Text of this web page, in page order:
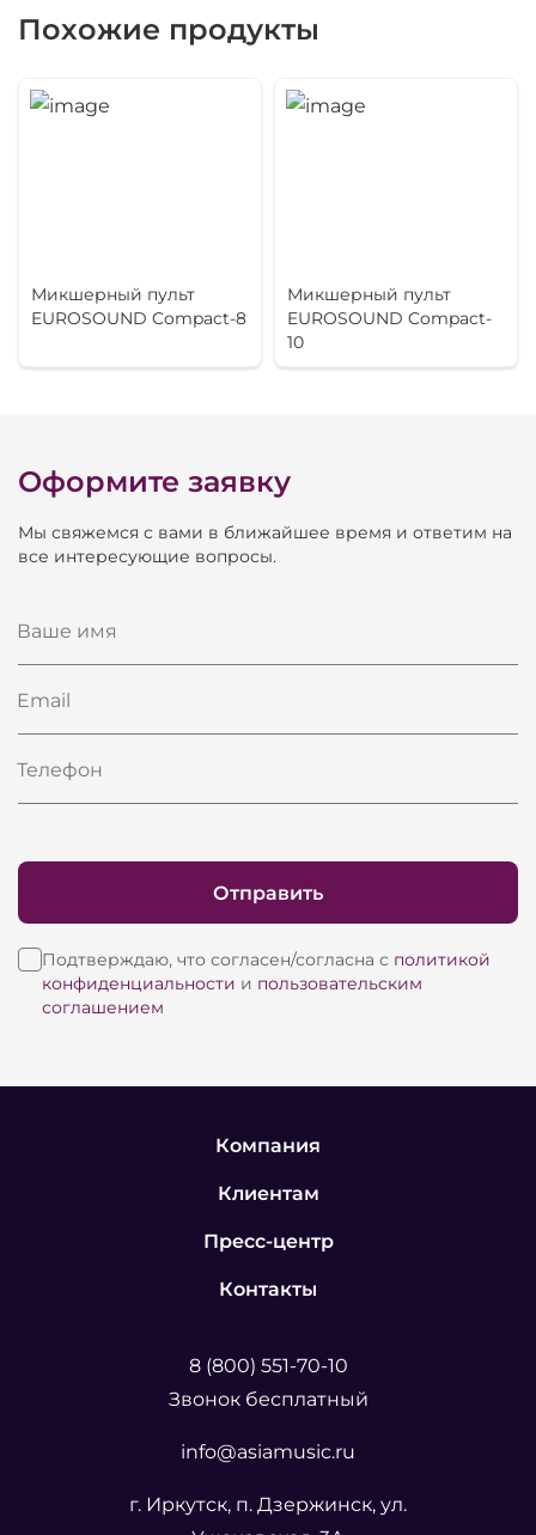
Похожие продукты
Микшерный пульт
EUROSOUND Compact-8
Микшерный пульт
EUROSOUND Compact-
10
Оформите заявку
Мы свяжемся с вами в ближайшее время и ответим на
все интересующие вопросы.
Ваше имя
Email
Телефон
Подтверждаю, что согласен/согласна с политикой
конфиденциальности и пользовательским
соглашением
Отправить
Компания
Клиентам
Пресс-центр
Контакты
8 (800) 551-70-10
Звонок бесплатный
info@asiamusic.ru
г. Иркутск, п. Дзержинск, ул.